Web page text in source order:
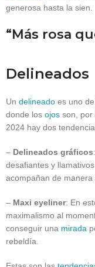
generosa hasta la sien.
“Más rosa
Delineados
Un delineado es uno
donde los ojos son, por
2024 hay dos
– Delineados gráficos
desafiantes y
acompañan de manera
– Maxi eyeliner: En
maximalismo al
conseguir una mirada
rebeldía.